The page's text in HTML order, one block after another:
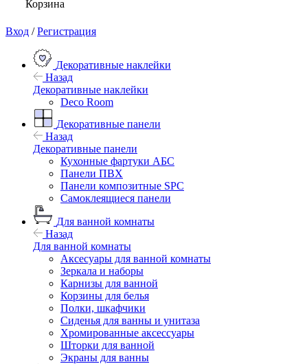
Корзина
Вход / Регистрация
Декоративные наклейки
Назад
Декоративные наклейки
Deco Room
Декоративные панели
Назад
Декоративные панели
Кухонные фартуки АБС
Панели ПВХ
Панели композитные SPC
Самоклеящиеся панели
Для ванной комнаты
Назад
Для ванной комнаты
Аксесуары для ванной комнаты
Зеркала и наборы
Карнизы для ванной
Корзины для белья
Полки, шкафчики
Сиденья для ванны и унитаза
Хромированные аксессуары
Шторки для ванной
Экраны для ванны